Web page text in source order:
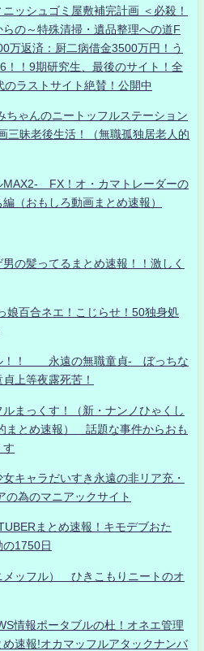
ッシュゴミ屋敷補完計画 ＜必殺！
の～特殊清掃・遺品整理への道F
万返済：厨二病借金3500万円！う
！！9期研究生、最後のサイト！全
ラストサイト絶賛！公開中
ちゃんのニートッフルステーション
三昧老後生活！（無職孤独居老人的
MAX2- FX！オ・カマトレーダーの
（おもしろ動画まとめ速報）
の髪ってるまとめ速報！！激しく
娘百合ネエ！こじらせ！50独身処
！！ 永遠の無職童貞- ぼっちな
上等夜露死苦！
まっくす！（新・ナンノひゃくし
まとめ速報） 話題な事件からおも
す
キャラだいすき永遠の非リア充・
の為のマニアックサイト
まとめ速報！キモデブおた
1750日
メッフル） ひきこもりニートのオ
情報ポータブルの杜！オネエ管理
速報!オカマッフルアタックナンバ